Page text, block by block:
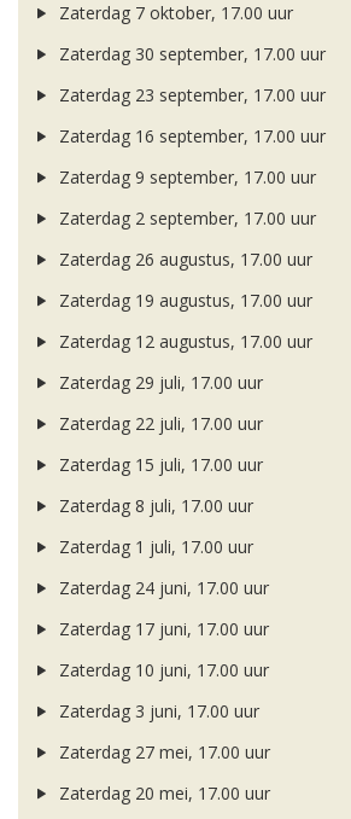
Zaterdag 7 oktober, 17.00 uur
Zaterdag 30 september, 17.00 uur
Zaterdag 23 september, 17.00 uur
Zaterdag 16 september, 17.00 uur
Zaterdag 9 september, 17.00 uur
Zaterdag 2 september, 17.00 uur
Zaterdag 26 augustus, 17.00 uur
Zaterdag 19 augustus, 17.00 uur
Zaterdag 12 augustus, 17.00 uur
Zaterdag 29 juli, 17.00 uur
Zaterdag 22 juli, 17.00 uur
Zaterdag 15 juli, 17.00 uur
Zaterdag 8 juli, 17.00 uur
Zaterdag 1 juli, 17.00 uur
Zaterdag 24 juni, 17.00 uur
Zaterdag 17 juni, 17.00 uur
Zaterdag 10 juni, 17.00 uur
Zaterdag 3 juni, 17.00 uur
Zaterdag 27 mei, 17.00 uur
Zaterdag 20 mei, 17.00 uur